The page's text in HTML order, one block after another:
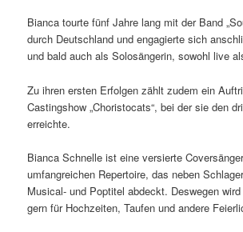
Bianca tourte fünf Jahre lang mit der Band
durch Deutschland und engagierte sich
und bald auch als Solosängerin, sowohl live
Zu ihren ersten Erfolgen zählt zudem ein
Castingshow „Choristocats“, bei der sie den
erreichte.
Bianca Schnelle ist eine versierte
umfangreichen Repertoire, das neben
Musical- und Poptitel abdeckt. Deswegen
gern für Hochzeiten, Taufen und andere